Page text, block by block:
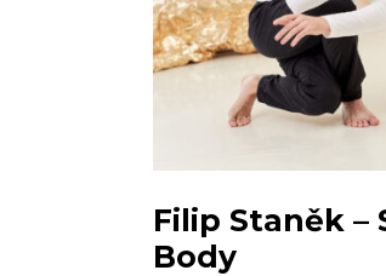
Filip Staněk –
Body